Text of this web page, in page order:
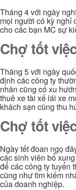
Tháng 4 với ngày
mọi người có kỳ nghỉ
cho các bạn MC sự
Chợ tốt
Tháng 5 với ngày
định các công ty
nhân cũng có xu
thuê xe tài xế lái xe
khách sạn cũng thu
Chợ tốt
Ngày tết đoan ngọ
các sinh viên bổ
để các công ty tuyển
cũng như tìm kiếm
của doanh nghiệp.